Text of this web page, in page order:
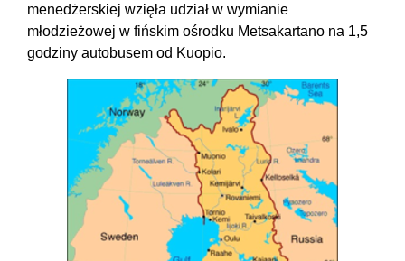
menedżerskiej wzięła udział w wymianie
młodzieżowej w fińskim ośrodku Metsakartano na 1,5
godziny autobusem od Kuopio.